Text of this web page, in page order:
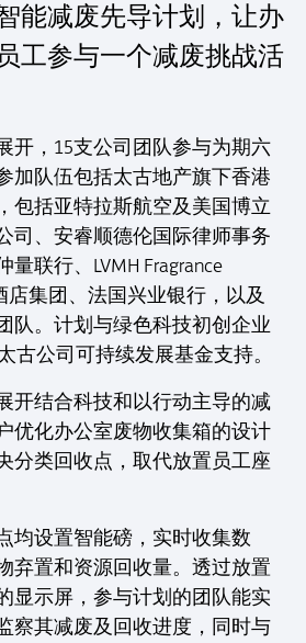
能减废先导计划，让办
工参与一个减废挑战活
开，15支公司团队参与为期六
加队伍包括太古地产旗下香港
包括亚特拉斯航空及美国博立
司、安睿顺德伦国际律师事务
联行、LVMH Fragrance
店集团、法国兴业银行，以及
队。计划与绿色科技初创企业
古公司可持续发展基金支持。
开结合科技和以行动主导的减
优化办公室废物收集箱的设计
分类回收点，取代放置员工座
均设置智能磅，实时收集数
弃置和资源回收量。透过放置
显示屏，参与计划的团队能实
察其减废及回收进度，同时与